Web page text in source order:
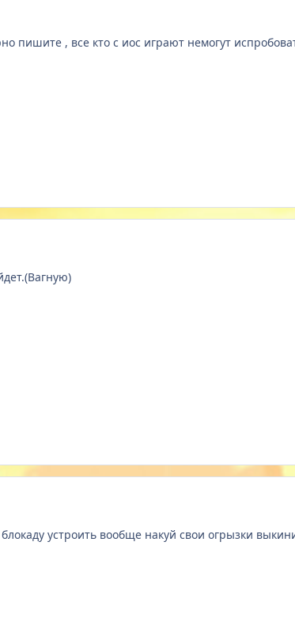
пишите , все кто с иос играют немогут
устроить вообще накуй свои огрызки